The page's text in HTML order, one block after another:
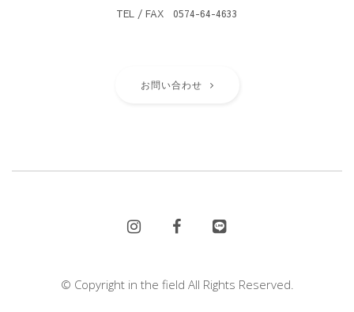
TEL / FAX 0574-64-4633
お問い合わせ
© Copyright in the field All Rights Reserved.